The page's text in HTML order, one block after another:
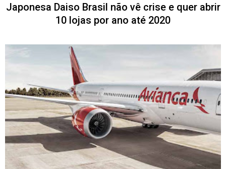
Japonesa Daiso Brasil não vê crise e quer abrir
10 lojas por ano até 2020